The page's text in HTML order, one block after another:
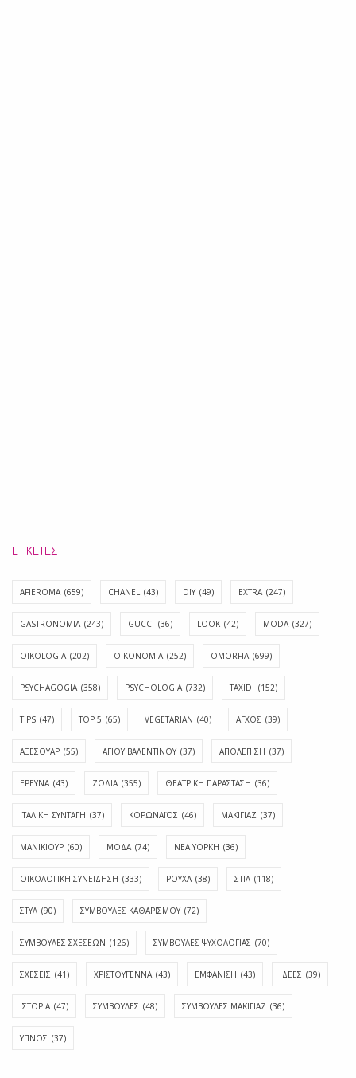
ΕΤΙΚΈΤΕΣ
AFIEROMA (659) CHANEL (43) DIY (49) EXTRA (247)
GASTRONOMIA (243) GUCCI (36) LOOK (42) MODA (327)
OIKOLOGIA (202) OIKONOMIA (252) OMORFIA (699)
PSYCHAGOGIA (358) PSYCHOLOGIA (732) TAXIDI (152)
TIPS (47) TOP 5 (65) VEGETARIAN (40) ΑΓΧΟΣ (39)
ΑΞΕΣΟΥΑΡ (55) ΑΓΊΟΥ ΒΑΛΕΝΤΊΝΟΥ (37) ΑΠΟΛΈΠΙΣΗ (37)
ΕΡΕΥΝΑ (43) ΖΩΔΙΑ (355) ΘΕΑΤΡΙΚΗ ΠΑΡΑΣΤΑΣΗ (36)
ΙΤΑΛΙΚΗ ΣΥΝΤΑΓΗ (37) ΚΟΡΩΝΑΪΟΣ (46) ΜΑΚΙΓΙΑΖ (37)
ΜΑΝΙΚΙΟΥΡ (60) ΜΟΔΑ (74) ΝΕΑ ΥΟΡΚΗ (36)
ΟΙΚΟΛΟΓΙΚΗ ΣΥΝΕΙΔΗΣΗ (333) ΡΟΥΧΑ (38) ΣΤΙΛ (118)
ΣΤΥΛ (90) ΣΥΜΒΟΥΛΕΣ ΚΑΘΑΡΙΣΜΟΥ (72)
ΣΥΜΒΟΥΛΕΣ ΣΧΕΣΕΩΝ (126) ΣΥΜΒΟΥΛΕΣ ΨΥΧΟΛΟΓΙΑΣ (70)
ΣΧΕΣΕΙΣ (41) ΧΡΙΣΤΟΥΓΕΝΝΑ (43) ΕΜΦΆΝΙΣΗ (43) ΙΔΈΕΣ (39)
ΙΣΤΟΡΊΑ (47) ΣΥΜΒΟΥΛΈΣ (48) ΣΥΜΒΟΥΛΈΣ ΜΑΚΙΓΙΆΖ (36)
ΎΠΝΟΣ (37)